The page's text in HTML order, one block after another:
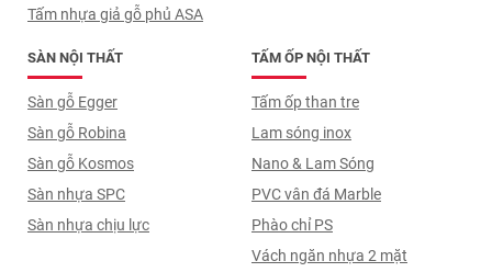
Tấm nhựa giả gỗ phủ ASA
TẤM ỐP NỘI THẤT
Tấm ốp than tre
Lam sóng inox
Nano & Lam Sóng
PVC vân đá Marble
Phào chỉ PS
Vách ngăn nhựa 2 mặt
SÀN NỘI THẤT
Sàn gỗ Egger
Sàn gỗ Robina
Sàn gỗ Kosmos
Sàn nhựa SPC
Sàn nhựa chịu lực